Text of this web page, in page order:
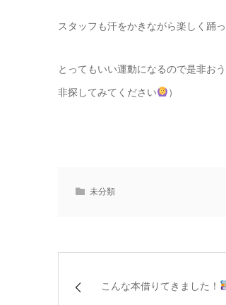
スタッフも汗をかきながら楽しく踊
とってもいい運動になるので是非お
非探してみてください ）
未分類
こんな本借りてきました！